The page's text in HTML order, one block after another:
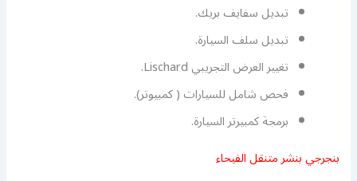
تبديل سفايف بريك.
تبديل سلف السيارة.
تغيير العرض التجريبي Lischard.
فحص شامل للسيارات ( كمبيوتر).
برمجة كمبيرتر السيارة.
بنجرجي بنشر متنقل الفيحاء